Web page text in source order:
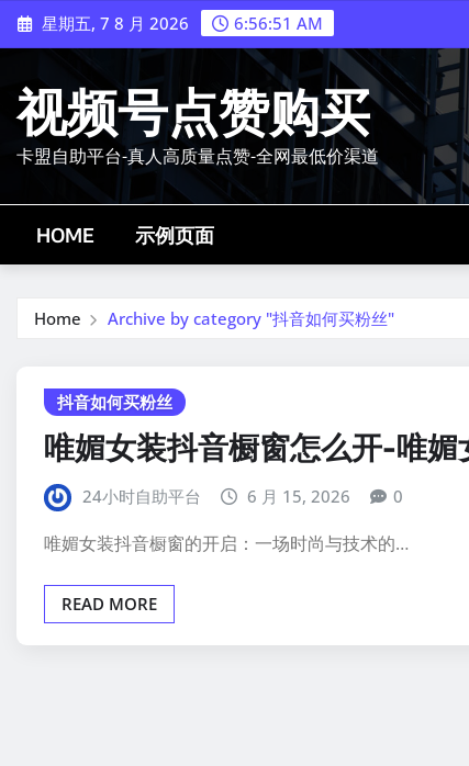
Skip
to
星期五, 7 8 月 2026 6:56:51 AM
视频号点赞购买
卡盟自助平台-真人高质量点赞-全网最低价渠道
HOME 示例页面
Home Archive by category "抖音如何买粉丝"
抖音如何买粉丝
唯媚女装抖音橱窗怎么开-唯
24小时自助平台 6 月 15, 2026 0
唯媚女装抖音橱窗的开启：一场时尚与技术的…
READ MORE